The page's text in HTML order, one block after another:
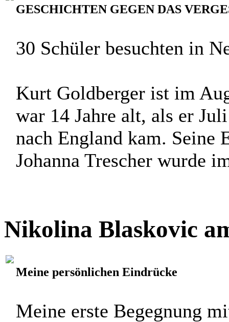
GESCHICHTEN GEGEN DAS
30 Schüler besuchten in
Kurt Goldberger ist im
war 14 Jahre alt, als er
nach England kam. Seine
Johanna Trescher wurde
Nikolina Blaskovic
Meine persönlichen Eindrücke
Meine erste Begegnung